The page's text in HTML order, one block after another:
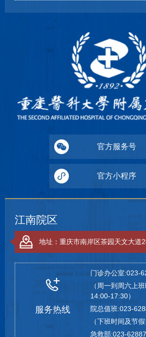
官方服务号
官方小程序
江南院区
地址：重庆市南岸区茶园天文大道
服务热线
门诊办公室:023-
（周一到周六上
14:00-17:30）
院总值班:023-
（下班时间及节假
急救部:023-